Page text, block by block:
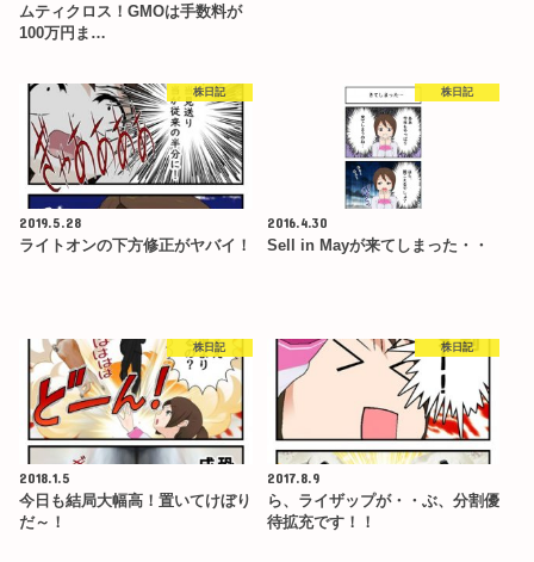
ムティクロス！GMOは手数料が
100万円ま…
株日記
2019.5.28
ライトオンの下方修正がヤバイ！
株日記
2016.4.30
Sell in Mayが来てしまった・・
株日記
2018.1.5
今日も結局大幅高！置いてけぼり
だ～！
株日記
2017.8.9
ら、ライザップが・・ぶ、分割優
待拡充です！！